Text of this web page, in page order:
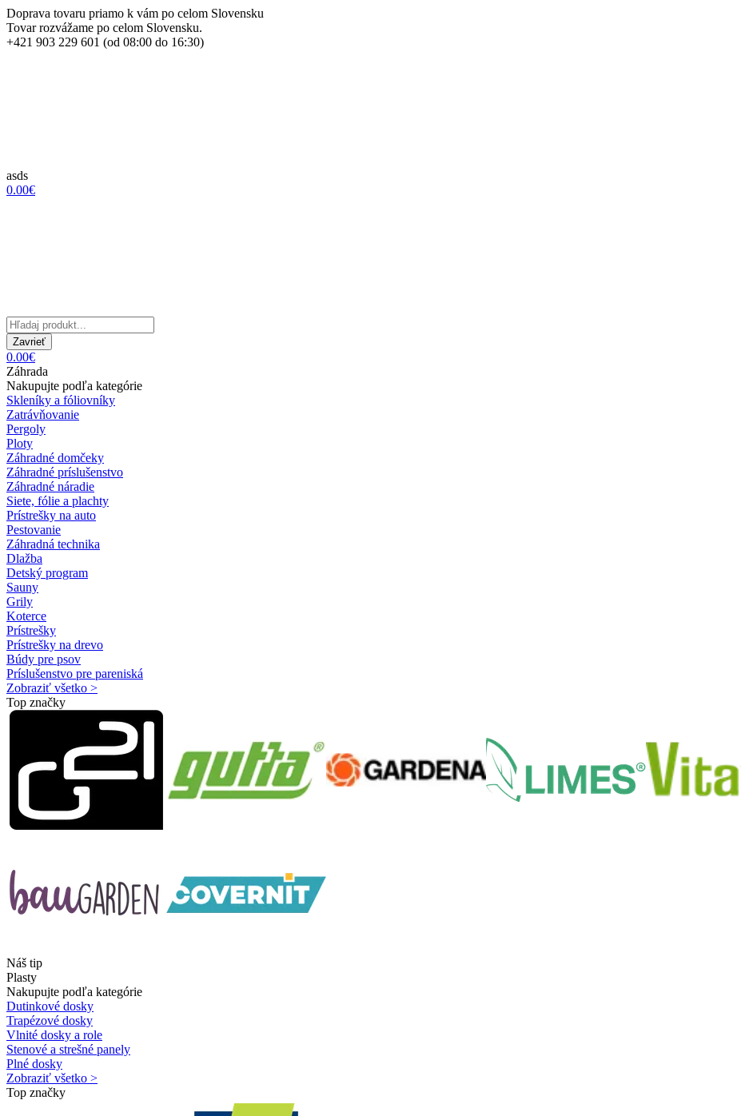
Doprava tovaru priamo k vám po celom Slovensku
Tovar rozvážame po celom Slovensku.
+421 903 229 601 (od 08:00 do 16:30)
asds
0.00€
Zavrieť
0.00€
Záhrada
Nakupujte podľa kategórie
Skleníky a fóliovníky
Zatrávňovanie
Pergoly
Ploty
Záhradné domčeky
Záhradné príslušenstvo
Záhradné náradie
Siete, fólie a plachty
Prístrešky na auto
Pestovanie
Záhradná technika
Dlažba
Detský program
Sauny
Grily
Koterce
Prístrešky
Prístrešky na drevo
Búdy pre psov
Príslušenstvo pre pareniská
Zobraziť všetko >
Top značky
Náš tip
Plasty
Nakupujte podľa kategórie
Dutinkové dosky
Trapézové dosky
Vlnité dosky a role
Stenové a strešné panely
Plné dosky
Zobraziť všetko >
Top značky